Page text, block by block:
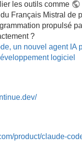
les outils comme
Français Mistral de
propulsé
?
un nouvel agent IA
logiciel
product/claude-